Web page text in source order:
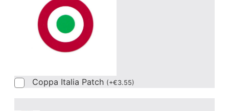
Coppa Italia Patch (+€3.55)